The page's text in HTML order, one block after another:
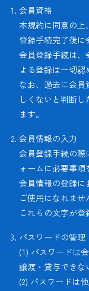
会員資格
本規約に同意の上
登録手続完了後に
会員登録手続は、
よる登録は一切認
なお、過去に会
しくないと判断
ます。
会員情報の入力
会員登録手続の際
ォームに必要事項
会員情報の登録に
ご使用になれませ
これらの文字が登
パスワードの管理
(1) パスワードは
譲渡・貸与できな
(2) パスワードは